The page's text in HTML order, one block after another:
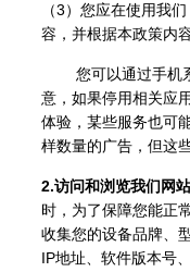
（3）您应在使用我
容，并根据本政策内
您可以通过手机系
意，如果停用相关应
体验，某些服务也可
样数量的广告，但这
2.访问和浏览我们网站
时，为了保障您能正
收集您的设备品牌、
IP地址、软件版本号